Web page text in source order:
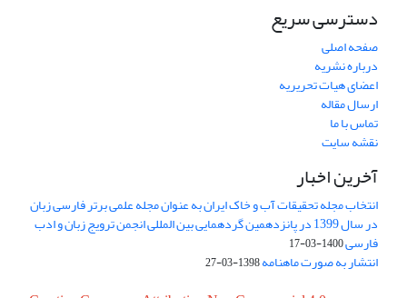
دسترسی سریع
صفحه اصلی
درباره نشریه
اعضای هیات تحریریه
ارسال مقاله
تماس با ما
نقشه سایت
آخرین اخبار
انتخاب مجله تحقیقات آب و خاک ایران به عنوان مجله علمی برتر فارسی زبان
در سال 1399 در پانزدهمین گردهمایی بین المللی انجمن ترویج زبان و ادب
فارسی1400-03-17
انتشار به صورت ماهنامه1398-03-27